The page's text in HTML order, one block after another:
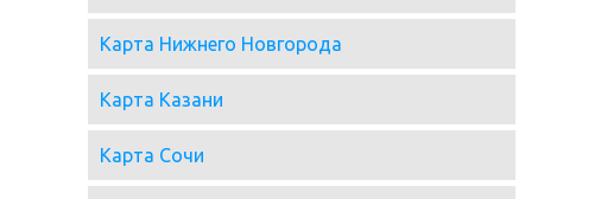
Карта Нижнего Новгорода
Карта Казани
Карта Сочи